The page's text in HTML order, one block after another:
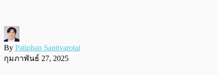
By Patiphan Santivarotai
กุมภาพันธ์ 27, 2025